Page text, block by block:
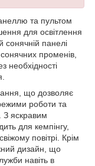
та пультом
для освітлення
сонячній панелі
променів,
необхідності
що дозволяє
роботи та
З яскравим
для кемпінгу,
повітрі. Крім
дизайн, що
навіть в